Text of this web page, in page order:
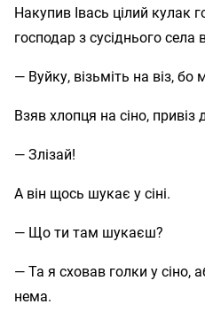
Накупив Івась цілий кулак
господар з сусіднього села
— Вуйку, візьміть на віз, бо
Взяв хлопця на сіно, привіз
— Злізай!
А він щось шукає у сіні.
— Що ти там шукаєш?
— Та я сховав голки у сіно,
нема.